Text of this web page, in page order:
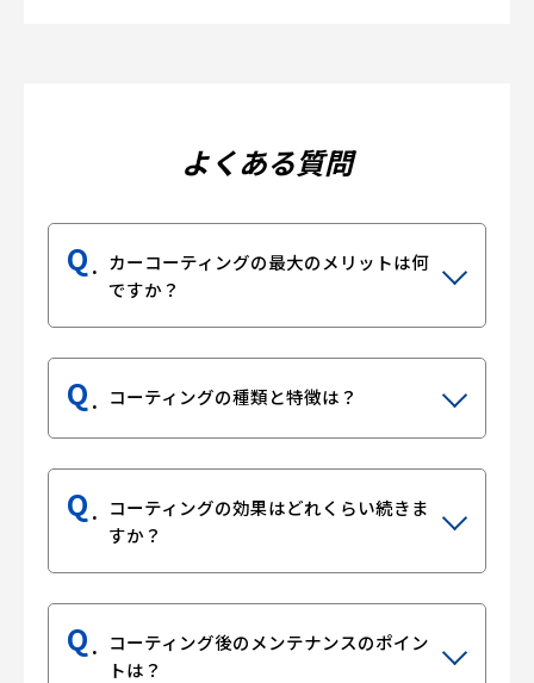
よくある質問
Q
カーコーティングの最大のメリットは何
ですか？
Q コーティングの種類と特徴は？
Q
コーティングの効果はどれくらい続きま
すか？
Q
コーティング後のメンテナンスのポイン
トは？